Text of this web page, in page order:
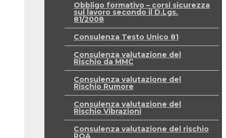
Obbligo formativo – corsi sicurezza
sul lavoro secondo il D.Lgs.
81/2008
Consulenza Testo Unico 81
Consulenza valutazione del
Rischio da MMC
Consulenza valutazione del
Rischio Rumore
Consulenza valutazione del
Rischio Vibrazioni
Consulenza valutazione del rischio
ROA